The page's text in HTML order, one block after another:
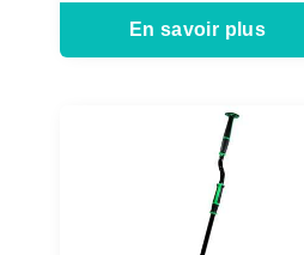
En savoir plus